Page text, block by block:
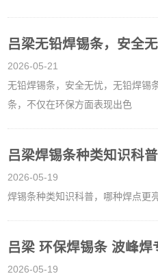
吕梁无铅焊锡条，安全
2026-05-21
无铅焊锡条，安全无忧，无铅焊锡
条，不仅在环保方面表现出色
吕梁焊锡条种类知识科
2026-05-19
焊锡条种类知识科普，哪种焊点更
吕梁 环保焊锡条 波峰焊
2026-05-19